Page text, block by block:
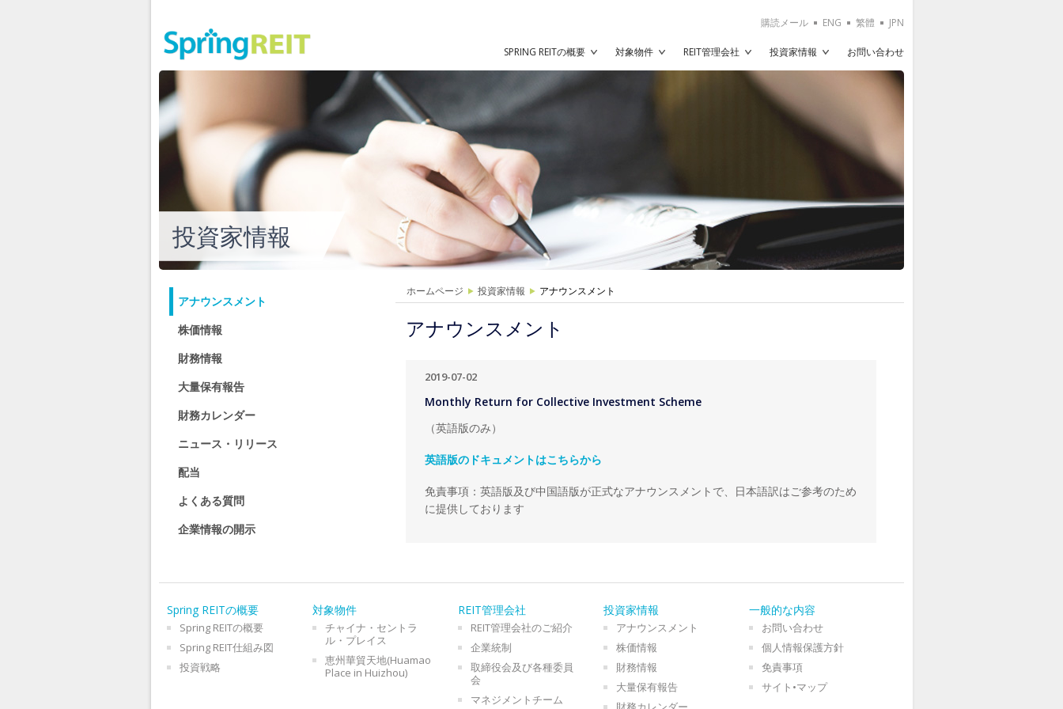
SPRING REITの概要 対象物件 REIT管理会社 投資家情報 お問い合わせ
購読メール ENG 繁體 JPN
投資家情報
アナウンスメント
株価情報
財務情報
大量保有報告
財務カレンダー
ニュース・リリース
配当
よくある質問
企業情報の開示
ホームページ 投資家情報 アナウンスメント
アナウンスメント
2019-07-02
Monthly Return for Collective Investment Scheme
（英語版のみ）
英語版のドキュメントはこちらから
免責事項：英語版及び中国語版が正式なアナウンスメントで、日本語訳はご参考のため
に提供しております
Spring REITの概要
Spring REITの概要
Spring REIT仕組み図
投資戦略
対象物件
チャイナ・セントラ
ル・プレイス
恵州華貿天地(Huamao
Place in Huizhou)
REIT管理会社
REIT管理会社のご紹介
企業統制
取締役会及び各種委員
会
マネジメントチーム
投資家情報
アナウンスメント
株価情報
財務情報
大量保有報告
一般的な内容
お問い合わせ
個人情報保護方針
免責事項
サイト•マップ